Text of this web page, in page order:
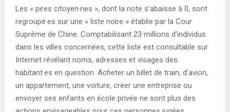
Les « pires citoyen·nes », dont la note s’abaisse à 0, sont
regroupé·es sur une « liste noire » établie par la Cour
Suprême de Chine. Comptabilisant 23 millions d’individus
dans les villes concernées, cette liste est consultable sur
Internet révélant noms, adresses et visages des
habitant·es en question. Acheter un billet de train, d’avion,
un appartement, une voiture, créer une entreprise ou
envoyer ses enfants en école privée ne sont plus des